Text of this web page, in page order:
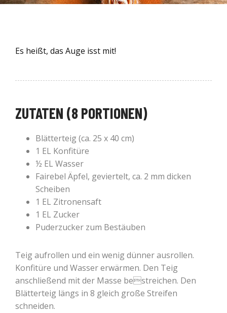
Es heißt, das Auge isst mit!
ZUTATEN (8 PORTIONEN)
Blätterteig (ca. 25 x 40 cm)
1 EL Konfitüre
½ EL Wasser
Fairebel Äpfel, geviertelt, ca. 2 mm dicken
Scheiben
1 EL Zitronensaft
1 EL Zucker
Puderzucker zum Bestäuben
Teig aufrollen und ein wenig dünner ausrollen.
Konfitüre und Wasser erwärmen. Den Teig
anschließend mit der Masse bestreichen. Den
Blätterteig längs in 8 gleich große Streifen
schneiden.